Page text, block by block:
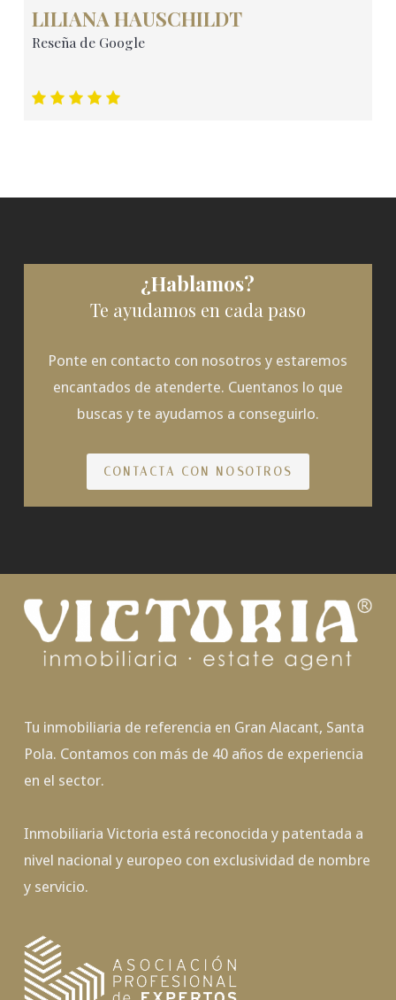
LILIANA HAUSCHILDT
Reseña de Google
¿Hablamos?
Te ayudamos en cada paso
Ponte en contacto con nosotros y estaremos
encantados de atenderte. Cuentanos lo que
buscas y te ayudamos a conseguirlo.
CONTACTA CON NOSOTROS
Tu inmobiliaria de referencia en Gran Alacant, Santa
Pola. Contamos con más de 40 años de experiencia
en el sector.
Inmobiliaria Victoria está reconocida y patentada a
nivel nacional y europeo con exclusividad de nombre
y servicio.